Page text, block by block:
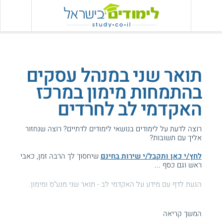
תואר שני במנהל עסקים
בהתמחות מימון במרכז
האקדמי לב לחרדים
רוצה לדעת על לימודים בנושאי לימודים לדתיים? רוצה שנחזור
אליך עם תשובות?
לחץ/י כאן ותקבל/י שירות בחינם שיחסוך לך הרבה זמן, כאבי
ראש וגם כסף ...
הגעת לדף עם מידע על האקדמי לב - תואר שני מנע"ס ומימון.
עזרנו גם לך? דרג אותנו:המשך קריאה